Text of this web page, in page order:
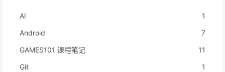
AI
1
Android
7
GAMES101 课程笔记
11
Git
1